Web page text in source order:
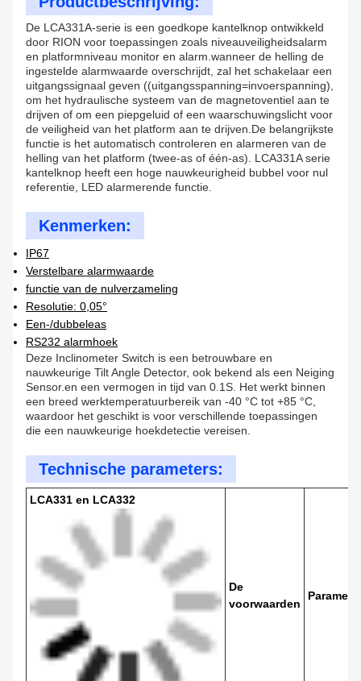
De LCA331A-serie is een goedkope kantelknop ontwikkeld
door RION voor toepassingen zoals niveauveiligheidsalarm
en platformniveau monitor en alarm.wanneer de helling de
ingestelde alarmwaarde overschrijdt, zal het schakelaar een
uitgangssignaal geven ((uitgangsspanning=invoerspanning),
om het hydraulische systeem van de magnetoventiel aan te
drijven of om een piepgeluid of een waarschuwingslicht voor
de veiligheid van het platform aan te drijven.De belangrijkste
functie is het automatisch controleren en alarmeren van de
helling van het platform (twee-as of één-as). LCA331A serie
kantelknop heeft een hoge nauwkeurigheid bubbel voor nul
referentie, LED alarmerende functie.
Kenmerken:
IP67
Verstelbare alarmwaarde
functie van de nulverzameling
Resolutie: 0,05°
Een-/dubbeleas
RS232 alarmhoek
Deze Inclinometer Switch is een betrouwbare en
nauwkeurige Tilt Angle Detector, ook bekend als een Neiging
Sensor.en een vermogen in tijd van 0.1S. Het werkt binnen
een breed werktemperatuurbereik van -40 °C tot +85 °C,
waardoor het geschikt is voor verschillende toepassingen
die een nauwkeurige hoekdetectie vereisen.
Technische parameters:
LCA331 en LCA332
De
voorwaarden